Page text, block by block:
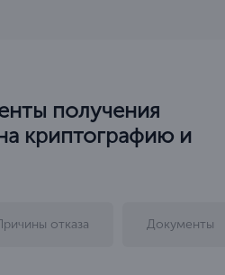
получения
криптографию и
отказа Документы